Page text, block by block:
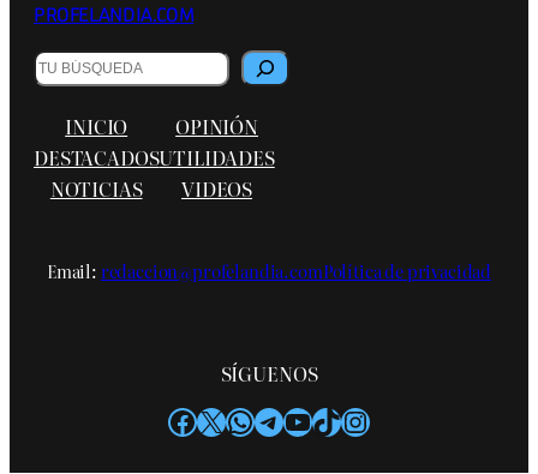
PROFELANDIA.COM
B
u
a
r
INICIO
DESTACADOS
NOTICIAS
OPINIÓN
UTILIDADES
VIDEOS
Email:redaccion@profelandia.comPolítica de privacidad
SÍGUENOS
Facebook
X WhatsApp
Telegram
YouTube
TikTok
Instagram